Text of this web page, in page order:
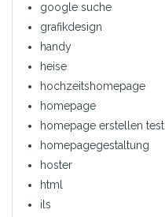
google suche
grafikdesign
handy
heise
hochzeitshomepage
homepage
homepage erstellen test
homepagegestaltung
hoster
html
ils